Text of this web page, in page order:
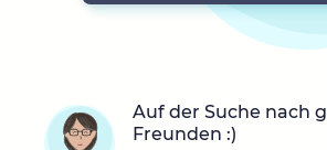
Auf der Suche nach
Freunden :)